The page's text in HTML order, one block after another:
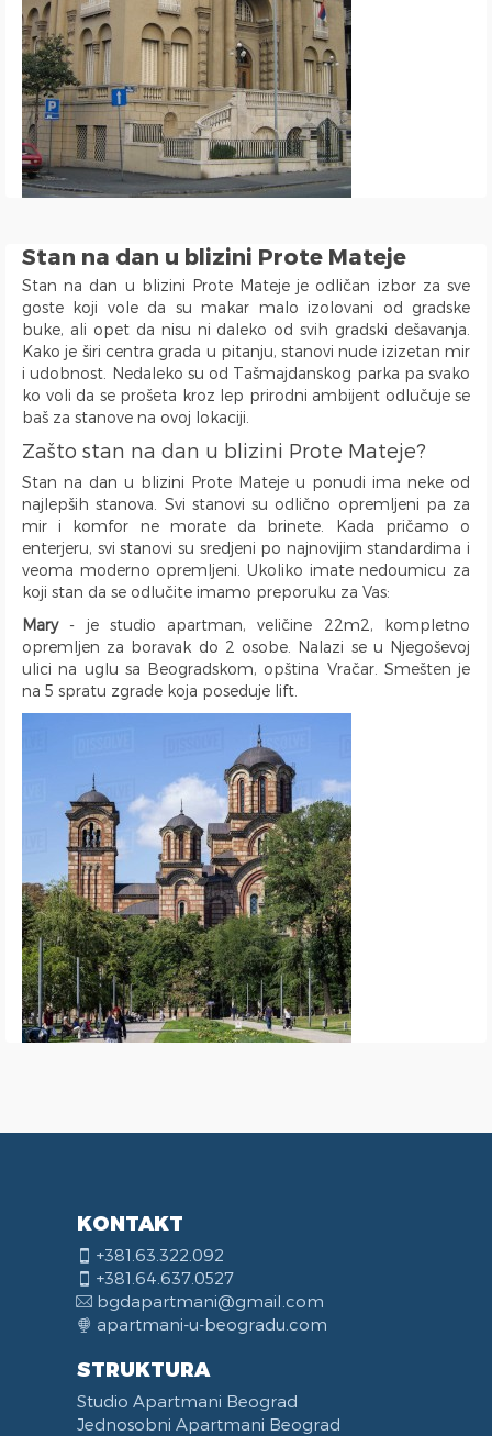
Hram Svetog Save
Ulica Kneginje Zorke
Sportski centar 11 April
Opština Novi Beograd
Dunavski kej
Hotel Jugoslavija
Stari Merkator
Delta City
Tosin bunar
Park Tašmajdan
Pozeska ulica
Trg Republike
Naselje Belvil
Apartmani u blizini Surčina
Stan na dan u blizini Prote Mateje
Stan na dan u blizini Prote Mateje je odličan izbor za sve
goste koji vole da su makar malo izolovani od gradske
buke, ali opet da nisu ni daleko od svih gradski dešavanja.
Kako je širi centra grada u pitanju, stanovi nude izizetan mir
i udobnost. Nedaleko su od Tašmajdanskog parka pa svako
ko voli da se prošeta kroz lep prirodni ambijent odlučuje se
baš za stanove na ovoj lokaciji.
Zašto stan na dan u blizini Prote Mateje?
Stan na dan u blizini Prote Mateje u ponudi ima neke od
najlepših stanova. Svi stanovi su odlično opremljeni pa za
mir i komfor ne morate da brinete. Kada pričamo o
enterjeru, svi stanovi su sredjeni po najnovijim standardima i
veoma moderno opremljeni. Ukoliko imate nedoumicu za
koji stan da se odlučite imamo preporuku za Vas:
Mary- je studio apartman, veličine 22m2, kompletno
opremljen za boravak do 2 osobe. Nalazi se u Njegoševoj
ulici na uglu sa Beogradskom, opština Vračar. Smešten je
na 5 spratu zgrade koja poseduje lift.
KONTAKT
+381.63.322.092
+381.64.637.0527
bgdapartmani@gmail.com
apartmani-u-beogradu.com
STRUKTURA
Studio Apartmani Beograd
Jednosobni Apartmani Beograd